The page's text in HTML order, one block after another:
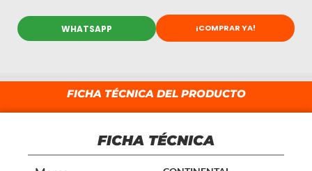
WHATSAPP ¡COMPRAR YA!
FICHA TÉCNICA DEL PRODUCTO
FICHA TÉCNICA